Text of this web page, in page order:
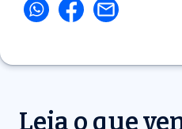
Leia o que